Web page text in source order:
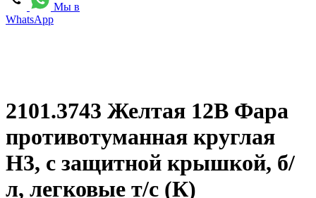
Мы в
WhatsApp
2101.3743 Желтая 12В Фара
противотуманная круглая
Н3, с защитной крышкой, б/
л, легковые т/с (К)